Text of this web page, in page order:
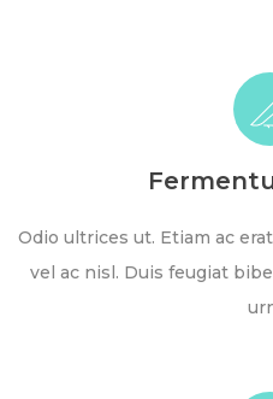
Odio ultrices ut. Etiam ac
vel ac nisl. Duis feugiat